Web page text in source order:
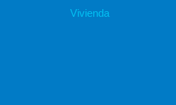
Vivienda